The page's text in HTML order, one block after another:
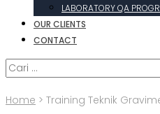
LABORATORY QA
OUR CLIENTS
CONTACT
Cari
untuk:
Home > Training Teknik